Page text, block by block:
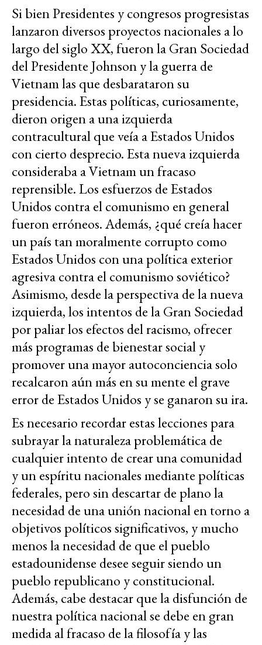
Si bien Presidentes y congresos progresistas
lanzaron diversos proyectos nacionales a lo
largo del siglo XX, fueron la Gran Sociedad
del Presidente Johnson y la guerra de
Vietnam las que desbarataron su
presidencia. Estas políticas, curiosamente,
dieron origen a una izquierda
contracultural que veía a Estados Unidos
con cierto desprecio. Esta nueva izquierda
consideraba a Vietnam un fracaso
reprensible. Los esfuerzos de Estados
Unidos contra el comunismo en general
fueron erróneos. Además, ¿qué creía hacer
un país tan moralmente corrupto como
Estados Unidos con una política exterior
agresiva contra el comunismo soviético?
Asimismo, desde la perspectiva de la nueva
izquierda, los intentos de la Gran Sociedad
por paliar los efectos del racismo, ofrecer
más programas de bienestar social y
promover una mayor autoconciencia solo
recalcaron aún más en su mente el grave
error de Estados Unidos y se ganaron su ira.
Es necesario recordar estas lecciones para
subrayar la naturaleza problemática de
cualquier intento de crear una comunidad
y un espíritu nacionales mediante políticas
federales, pero sin descartar de plano la
necesidad de una unión nacional en torno a
objetivos políticos significativos, y mucho
menos la necesidad de que el pueblo
estadounidense desee seguir siendo un
pueblo republicano y constitucional.
Además, cabe destacar que la disfunción de
nuestra política nacional se debe en gran
medida al fracaso de la filosofía y las